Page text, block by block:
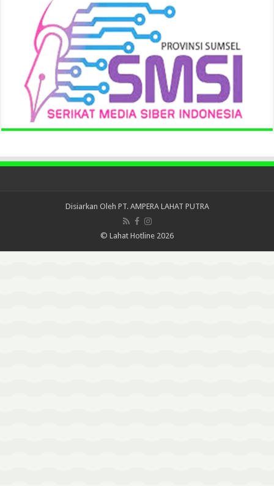
Disiarkan Oleh PT. AMPERA LAHAT PUTRA
© Lahat Hotline 2026